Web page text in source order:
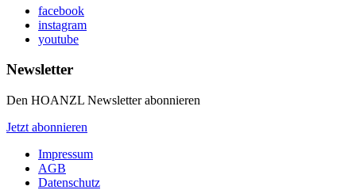
facebook
instagram
youtube
Newsletter
Den HOANZL Newsletter abonnieren
Jetzt abonnieren
Impressum
AGB
Datenschutz